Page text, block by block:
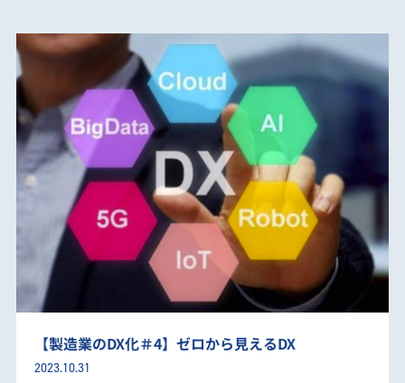
【製造業のDX化＃4】ゼロから見えるDX
2023.10.31